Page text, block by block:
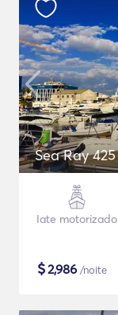
Sea Ray 425
Iate motorizado
$2,986 /noite